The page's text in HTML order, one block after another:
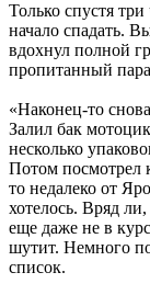
Только спустя
начало спадать.
вдохнул полной
пропитанный
«Наконец-то
Залил бак
несколько
Потом посмотрел
то недалеко от
хотелось. Вряд
еще даже не в
шутит. Немного
список.